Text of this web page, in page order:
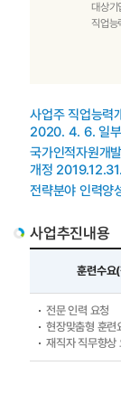
대상기
직업능
사업주 직업능력
2020. 4. 6. 일
국가인적자원개
개정
전략분야 인력
사업추진내용
훈련수요
전문 인력 요청
현장맞춤형 훈련
재직자 직무향상